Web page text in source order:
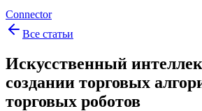
Connector
Все статьи
Искусственный
создании торговых
торговых роботов